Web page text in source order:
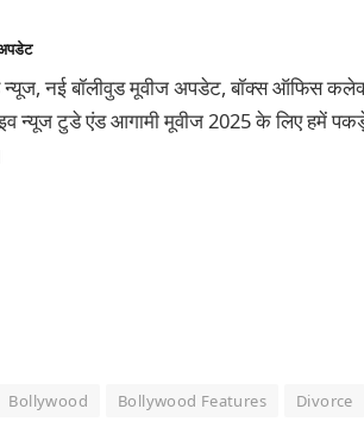
न्यूज, नई बॉलीवुड मूवीज अपडेट, बॉक्स ऑफिस
न्यूज टुडे एंड आगामी मूवीज 2025 के लिए हमें
Bollywood Bollywood Features Divorce